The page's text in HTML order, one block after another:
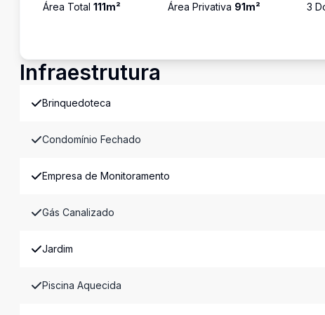
Área Total 111m² Área Privativa 91m² 3
Infraestrutura
Brinquedoteca
Condomínio Fechado
Empresa de Monitoramento
Gás Canalizado
Jardim
Piscina Aquecida